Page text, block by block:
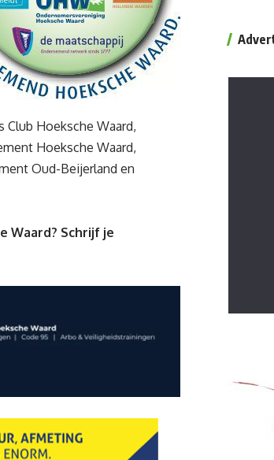
Club Hoeksche Waard,
Hoeksche Waard,
Oud-Beijerland en
Waard? Schrijf je